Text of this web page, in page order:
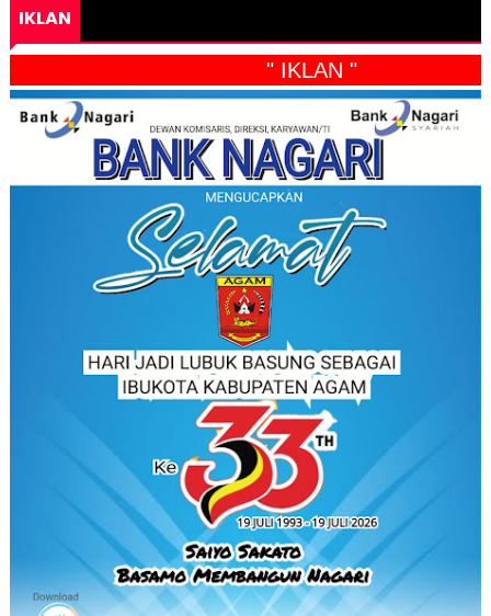
IKLAN
" IKLAN "